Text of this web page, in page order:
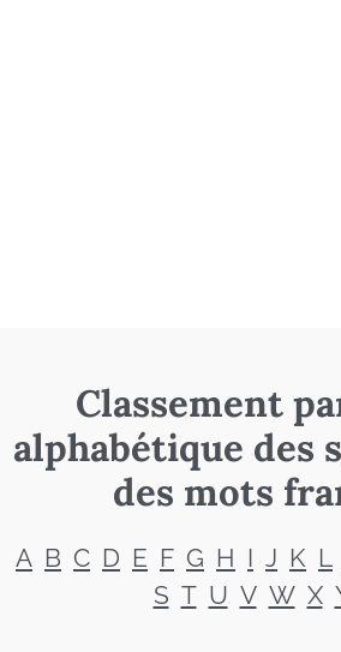
Classement
alphabétique des
des mots
A B C D E F G H I J K L
S T U V W X